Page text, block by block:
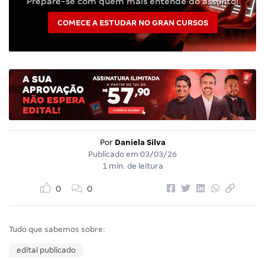
COMECE A ESTUDAR NO GRAN CURSOS
Por Daniela Silva
Publicado em 03/03/26
1 min. de leitura
0 0
Tudo que sabemos sobre:
edital publicado